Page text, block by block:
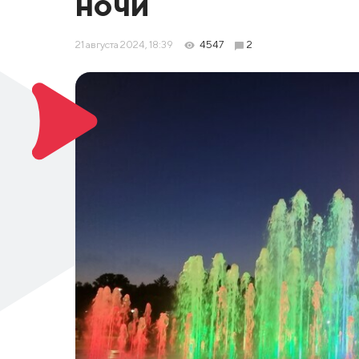
21 августа 2024, 18:39 4547 2